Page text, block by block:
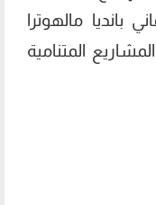
مالهوترا
المتنامية